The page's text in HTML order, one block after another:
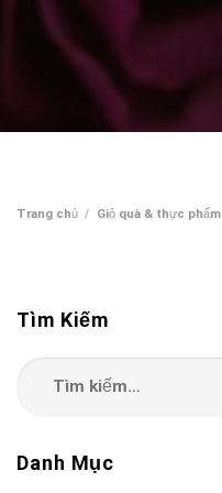
Trang chủ / Giỏ quà & thực phẩm
Tìm Kiếm
Tìm
Danh Mục